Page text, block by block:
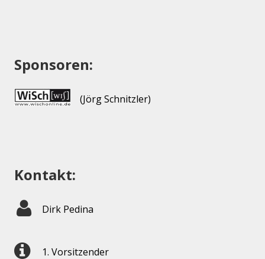
Sponsoren:
(Jörg Schnitzler)
Kontakt:
Dirk Pedina
1. Vorsitzender